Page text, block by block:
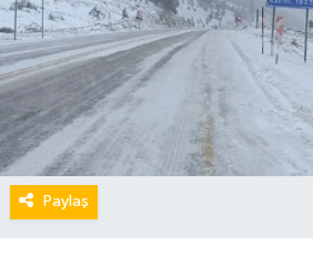
Paylaş